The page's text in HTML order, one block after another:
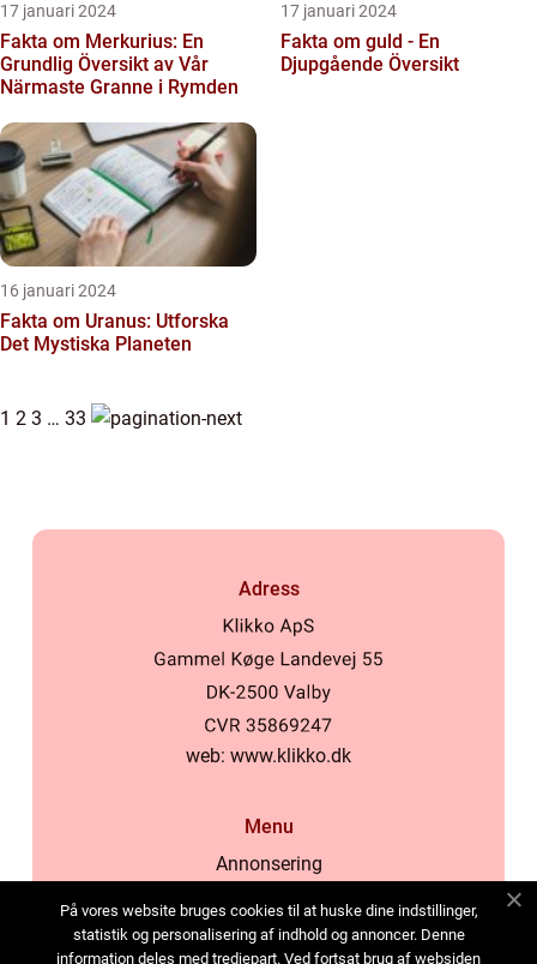
17 januari 2024
Fakta om Merkurius: En
Grundlig Översikt av Vår
Närmaste Granne i Rymden
17 januari 2024
Fakta om guld - En
Djupgående Översikt
16 januari 2024
Fakta om Uranus: Utforska
Det Mystiska Planeten
1 2 3 … 33
Adress
web: www.klikko.dk
Menu
Annonsering
Cookies
På vores website bruges cookies til at huske dine indstillinger,
statistik og personalisering af indhold og annoncer. Denne
information deles med tredjepart. Ved fortsat brug af websiden